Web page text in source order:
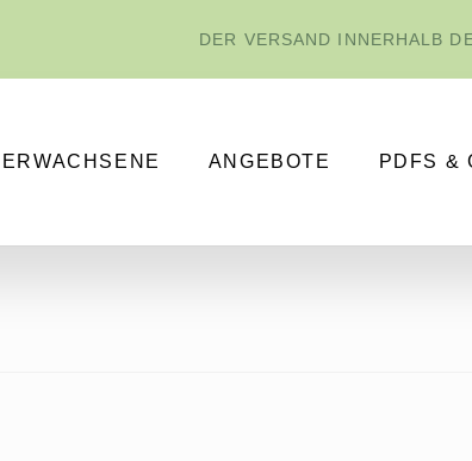
DER VERSAND INNERHALB
ANGEBOTE PDFS &